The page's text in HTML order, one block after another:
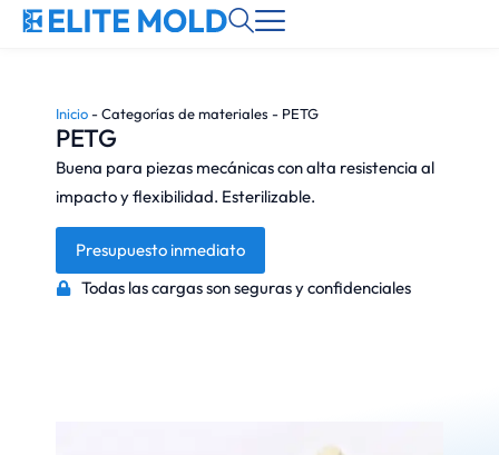
Inicio-Categorías de materiales - PETG
PETG
Buena para piezas mecánicas con alta resistencia al
impacto y flexibilidad. Esterilizable.
Presupuesto inmediato
Todas las cargas son seguras y confidenciales